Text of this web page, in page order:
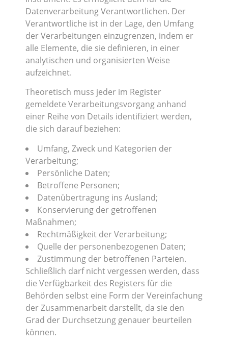
Datenverarbeitung Verantwortlichen. Der
Verantwortliche ist in der Lage, den Umfang
der Verarbeitungen einzugrenzen, indem er
alle Elemente, die sie definieren, in einer
analytischen und organisierten Weise
aufzeichnet.
Theoretisch muss jeder im Register
gemeldete Verarbeitungsvorgang anhand
einer Reihe von Details identifiziert werden,
die sich darauf beziehen:
Umfang, Zweck und Kategorien der
Verarbeitung;
Persönliche Daten;
Betroffene Personen;
Datenübertragung ins Ausland;
Konservierung der getroffenen
Maßnahmen;
Rechtmäßigkeit der Verarbeitung;
Quelle der personenbezogenen Daten;
Zustimmung der betroffenen Parteien.
Schließlich darf nicht vergessen werden, dass
die Verfügbarkeit des Registers für die
Behörden selbst eine Form der Vereinfachung
der Zusammenarbeit darstellt, da sie den
Grad der Durchsetzung genauer beurteilen
können.